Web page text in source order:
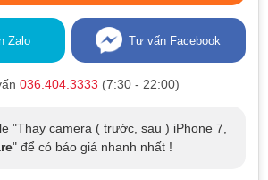
Zalo Tư vấn Facebook
036.404.3333 (7:30 - 22:00)
"Thay camera ( trước, sau ) iPhone 7,
" để có báo giá nhanh nhất !